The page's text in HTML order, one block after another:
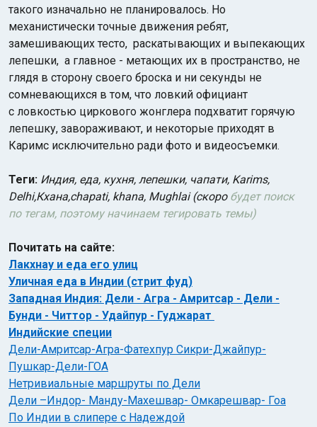
такого изначально не планировалось. Но
механистически точные движения ребят,
замешивающих тесто, раскатывающих и выпекающих
лепешки, а главное - метающих их в пространство, не
глядя в сторону своего броска и ни секунды не
сомневающихся в том, что ловкий официант
с ловкостью циркового жонглера подхватит горячую
лепешку, завораживают, и некоторые приходят в
Каримс исключительно ради фото и видеосъемки.
Теги: Индия, еда, кухня, лепешки, чапати, Karims,
Delhi,Кхана,chapati, khana, Mughlai (скоро будет поиск
по тегам, поэтому начинаем тегировать темы)
Почитать на сайте:
Лакхнау и еда его улиц
Уличная еда в Индии (стрит фуд)
Западная Индия: Дели - Агра - Амритсар - Дели -
Бунди - Читтор - Удайпур - Гуджарат
Индийские специи
Дели-Амритсар-Агра-Фатехпур Сикри-Джайпур-
Пушкар-Дели-ГОА
Нетривиальные маршруты по Дели
Дели –Индор- Манду-Махешвар- Омкарешвар- Гоа
По Индии в слипере с Надеждой